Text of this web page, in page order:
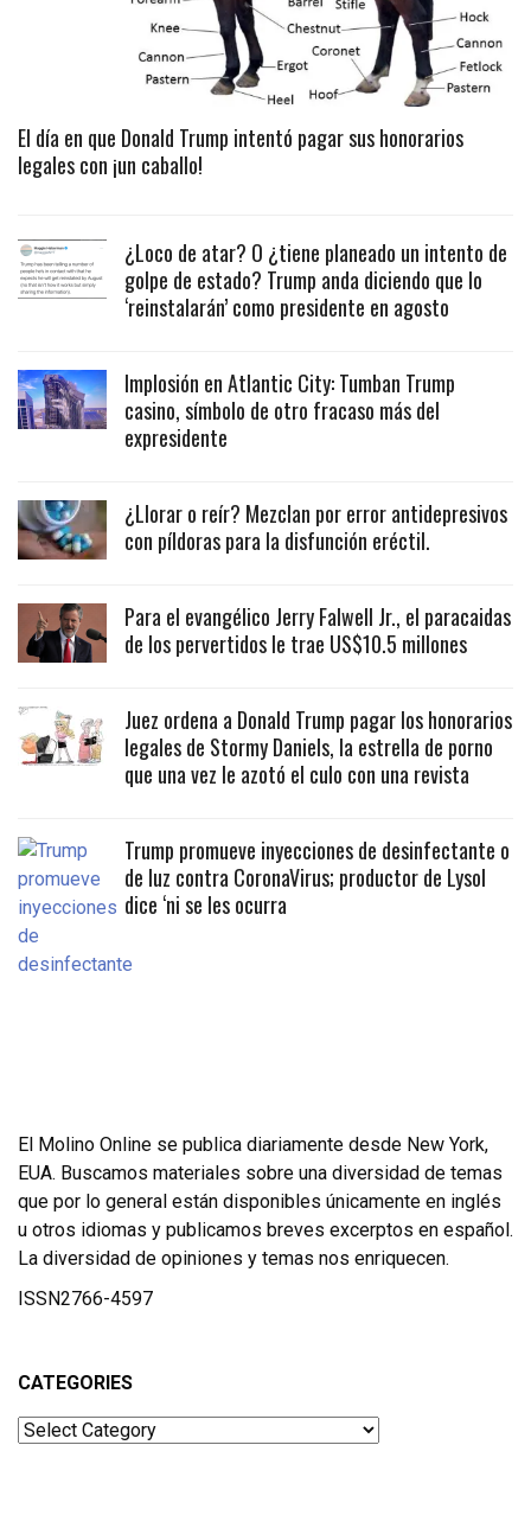
El día en que Donald Trump intentó pagar sus honorarios
legales con ¡un caballo!
¿Loco de atar? O ¿tiene planeado un intento de
golpe de estado? Trump anda diciendo que lo
‘reinstalarán’ como presidente en agosto
Implosión en Atlantic City: Tumban Trump
casino, símbolo de otro fracaso más del
expresidente
¿Llorar o reír? Mezclan por error antidepresivos
con píldoras para la disfunción eréctil.
Para el evangélico Jerry Falwell Jr., el paracaidas
de los pervertidos le trae US$10.5 millones
Juez ordena a Donald Trump pagar los honorarios
legales de Stormy Daniels, la estrella de porno
que una vez le azotó el culo con una revista
Trump promueve inyecciones de desinfectante o
de luz contra CoronaVirus; productor de Lysol
dice ‘ni se les ocurra
El Molino Online se publica diariamente desde New York,
EUA. Buscamos materiales sobre una diversidad de temas
que por lo general están disponibles únicamente en inglés
u otros idiomas y publicamos breves excerptos en español.
La diversidad de opiniones y temas nos enriquecen.
ISSN2766-4597
CATEGORIES
Categories